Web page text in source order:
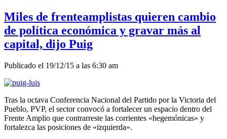
Miles de frenteamplistas quieren cambio
de política económica y gravar más al
capital, dijo Puig
Publicado el 19/12/15 a las 6:30 am
Tras la octava Conferencia Nacional del Partido por la Victoria del
Pueblo, PVP, el sector convocó a fortalecer un espacio dentro del
Frente Amplio que contrarreste las corrientes «hegemónicas» y
fortalezca las posiciones de «izquierda».